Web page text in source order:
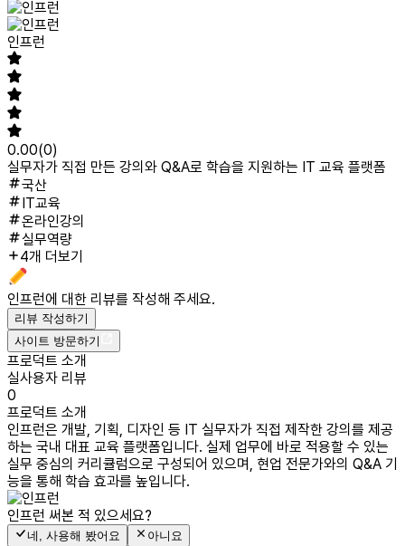
인프런
0.00(0)
실무자가 직접 만든 강의와 Q&A로 학습을 지원하는 IT 교육 플랫폼
국산
IT교육
온라인강의
실무역량
4개 더보기
인프런에 대한 리뷰를 작성해 주세요.
리뷰 작성하기
사이트 방문하기
프로덕트 소개
실사용자 리뷰
0
프로덕트 소개
인프런은 개발, 기획, 디자인 등 IT 실무자가 직접 제작한 강의를 제공
하는 국내 대표 교육 플랫폼입니다. 실제 업무에 바로 적용할 수 있는
실무 중심의 커리큘럼으로 구성되어 있으며, 현업 전문가와의 Q&A 기
능을 통해 학습 효과를 높입니다.
인프런 써본 적 있으세요?
네, 사용해 봤어요 아니요